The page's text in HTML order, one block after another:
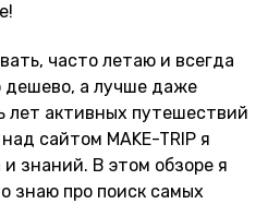
часто летаю и всегда
дешево, а лучше даже
лет активных путешествий
сайтом MAKE-TRIP я
знаний. В этом обзоре я
знаю про поиск самых